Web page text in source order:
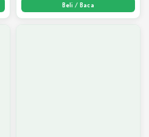
Beli / Baca